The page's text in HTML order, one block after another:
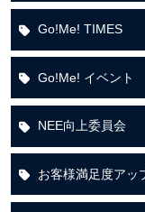
Go!Me! TIMES
Go!Me! イベント
NEE向上委員会
お客様満足度アッ